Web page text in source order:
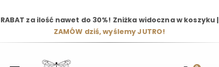
RABAT za ilość nawet do 30%! Zniżka widoczna w koszyku |
ZAMÓW dziś, wyślemy JUTRO!